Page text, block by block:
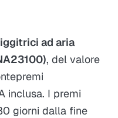
ad aria
, del valore
inclusa. I premi
giorni dalla fine